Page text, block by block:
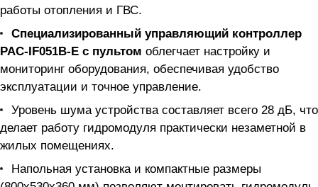
работы отопления и ГВС.
Специализированный управляющий контроллер
PAC-IF051B-E с пультом облегчает настройку и
мониторинг оборудования, обеспечивая удобство
эксплуатации и точное управление.
Уровень шума устройства составляет всего 28 дБ, что
делает работу гидромодуля практически незаметной в
жилых помещениях.
Напольная установка и компактные размеры